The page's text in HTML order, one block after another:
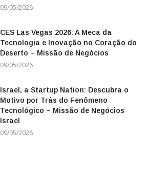
09/05/2026
CES Las Vegas 2026: A Meca da
Tecnologia e Inovação no Coração do
Deserto – Missão de Negócios
09/05/2026
Israel, a Startup Nation: Descubra o
Motivo por Trás do Fenômeno
Tecnológico – Missão de Negócios
Israel
09/05/2026